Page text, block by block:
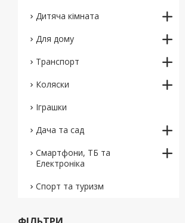
Дитяча кімната
Для дому
Транспорт
Коляски
Іграшки
Дача та сад
Смартфони, ТБ та
Електроніка
Спорт та туризм